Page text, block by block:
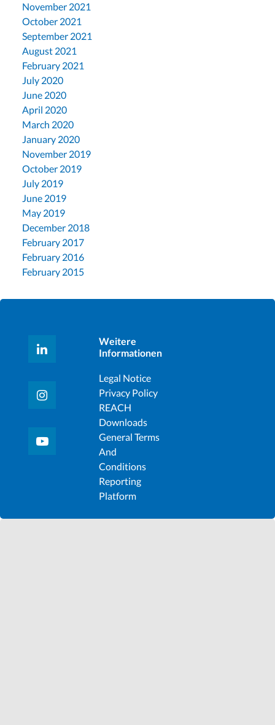
November 2021
October 2021
September 2021
August 2021
February 2021
July 2020
June 2020
April 2020
March 2020
January 2020
November 2019
October 2019
July 2019
June 2019
May 2019
December 2018
February 2017
February 2016
February 2015
Weitere
Informationen
Legal Notice
Privacy Policy
REACH
Downloads
General Terms
And
Conditions
Reporting
Platform